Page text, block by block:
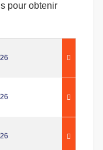
pour obtenir